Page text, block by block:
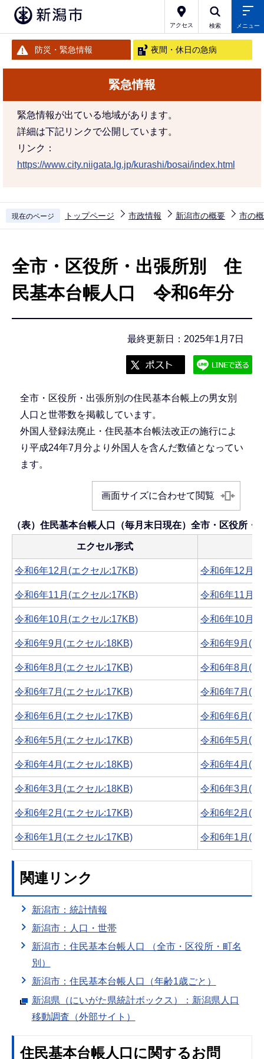
アクセス 検索 メニュー
防災・緊急情報 夜間・休日の急病
緊急情報
緊急情報が出ている地域があります。
詳細は下記リンクで公開しています。
リンク：
https://www.city.niigata.lg.jp/kurashi/bosai/index.html
現在のページ トップページ 市政情報 新潟市の概要 市の
全市・区役所・出張所別 住
民基本台帳人口 令和6年分
最終更新日：2025年1月7日
全市・区役所・出張所別の住民基本台帳上の男女別
人口と世帯数を掲載しています。
外国人登録法廃止・住民基本台帳法改正の施行によ
り平成24年7月分より外国人を含んだ数値となってい
ます。
画面サイズに合わせて閲覧
（表）住民基本台帳人口（毎月末日現在）全市・区役所・
エクセル形式
令和6年12月(エクセル:17KB) 令和6年12月
令和6年11月(エクセル:17KB) 令和6年11月
令和6年10月(エクセル:17KB) 令和6年10月
令和6年9月(エクセル:18KB) 令和6年9月
令和6年8月(エクセル:17KB) 令和6年8月
令和6年7月(エクセル:17KB) 令和6年7月
令和6年6月(エクセル:17KB) 令和6年6月
令和6年5月(エクセル:17KB) 令和6年5月
令和6年4月(エクセル:18KB) 令和6年4月
令和6年3月(エクセル:18KB) 令和6年3月
令和6年2月(エクセル:17KB) 令和6年2月
令和6年1月(エクセル:17KB) 令和6年1月
関連リンク
新潟市：統計情報
新潟市：人口・世帯
新潟市：住民基本台帳人口 （全市・区役所・町名
別）
新潟市：住民基本台帳人口（年齢1歳ごと）
新潟県（にいがた県統計ボックス）：新潟県人口
移動調査（外部サイト）
住民基本台帳人口に関するお問